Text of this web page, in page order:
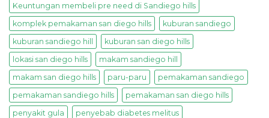
Keuntungan membeli pre need di Sandiego hills
komplek pemakaman san diego hills
kuburan sandiego
kuburan sandiego hill
kuburan san diego hills
lokasi san diego hills
makam sandiego hill
makam san diego hills
paru-paru
pemakaman sandiego
pemakaman sandiego hills
pemakaman san diego hills
penyakit gula
penyebab diabetes melitus